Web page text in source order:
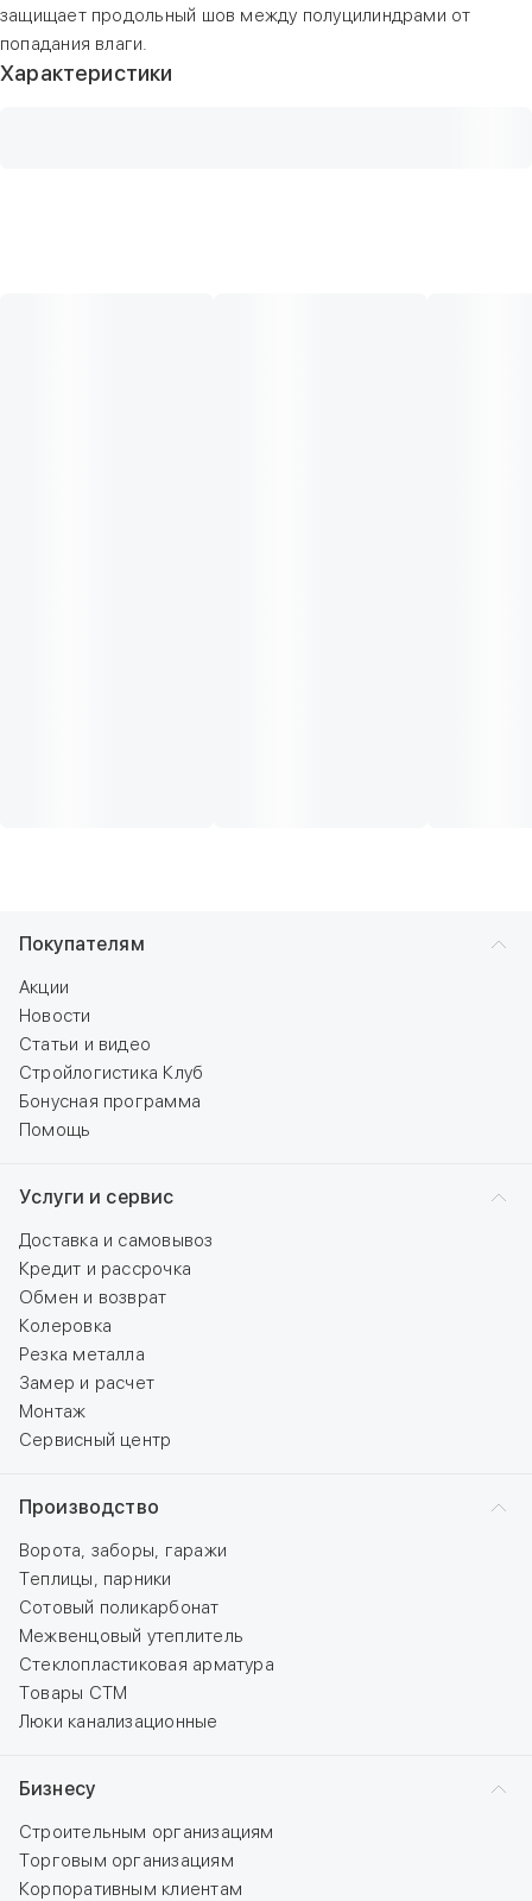
защищает продольный шов между полуцилиндрами от
попадания влаги.
Характеристики
Покупателям
Акции
Новости
Статьи и видео
Стройлогистика Клуб
Бонусная программа
Помощь
Услуги и сервис
Доставка и самовывоз
Кредит и рассрочка
Обмен и возврат
Колеровка
Резка металла
Замер и расчет
Монтаж
Сервисный центр
Производство
Ворота, заборы, гаражи
Теплицы, парники
Сотовый поликарбонат
Межвенцовый утеплитель
Стеклопластиковая арматура
Товары СТМ
Люки канализационные
Бизнесу
Строительным организациям
Торговым организациям
Корпоративным клиентам